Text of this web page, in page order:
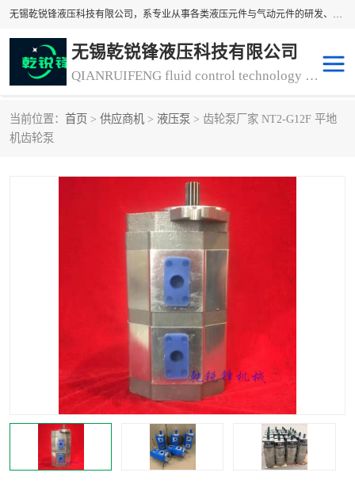
无锡乾锐锋液压科技有限公司，系专业从事各类液压元件与气动元件的研发、生产和销售业务为一体的生产型齿轮泵厂家、液压齿轮泵厂家。主要生产销售风冷式冷却器、液压油风冷却器，冷却器厂家直销、齿轮泵型号、齿轮泵厂家排名详情可来电咨询！
无锡乾锐锋液压科技有限公司
QIANRUIFENG fluid control technology co. LTD
当前位置： 首页 > 供应商机 > 液压泵 > 齿轮泵厂家 NT2-G12F 平地
机齿轮泵
液压泵
冷却器厂家直销 过滤器
气动元器件